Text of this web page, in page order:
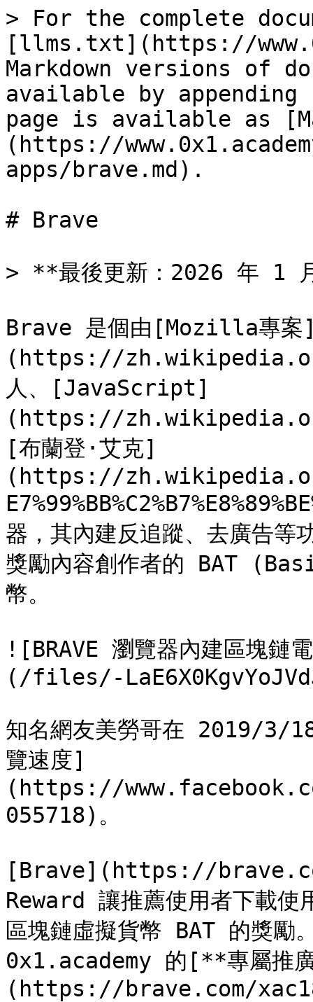
> For the complete
[llms.txt](https://
Markdown versions of
available by
page is available as
(https://
apps/brave.md).
# Brave
> **最後更新：2026 年 1
Brave 是個由[Mozilla專
(https://
人、[JavaScript]
(https://
[布蘭登·艾克]
(https://zh.wikipedia.org/
器，其內建反追蹤、去廣告等
獎勵內容創作者的 BAT
幣。
![BRAVE 瀏覽器內建區塊鏈
(/files/-
知名網友美勞哥在 2019/3/
覽速度]
(https://
055718)。
[Brave](https://
Reward 讓推薦使用者下載使
區塊鏈虛擬貨幣 BAT 的獎勵
0x1.academy 的[**專屬推
(https://brave.com/